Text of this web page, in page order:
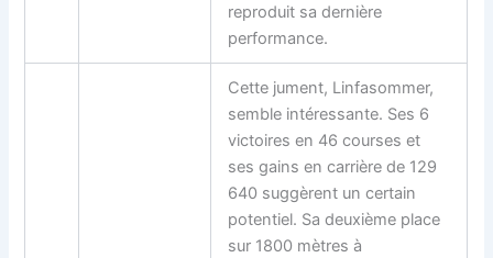
reproduit sa dernière
performance.
Cette jument, Linfasommer,
semble intéressante. Ses 6
victoires en 46 courses et
ses gains en carrière de 129
640 suggèrent un certain
potentiel. Sa deuxième place
sur 1800 mètres à